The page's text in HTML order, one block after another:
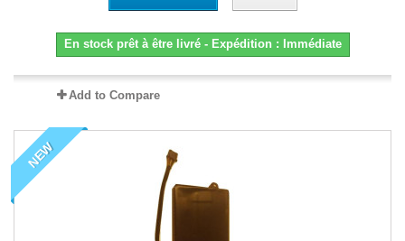
En stock prêt à être livré - Expédition : Immédiate
Add to Compare
NEW